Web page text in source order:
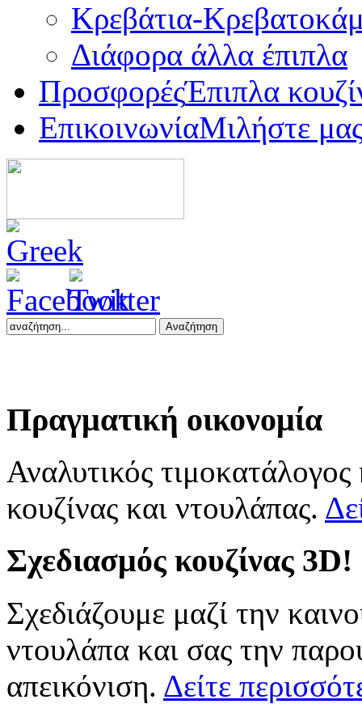
Κρεβάτια-
Διάφορα άλλα έπιπλα
ΠροσφορέςΈπιπλα
ΕπικοινωνίαΜιλήστε
Αναζήτηση
Πραγματική οικονομία
Αναλυτικός
κουζίνας και ντουλάπας.
Σχεδιασμός κουζίνας 3D!
Σχεδιάζουμε μαζί την
ντουλάπα και σας την
απεικόνιση. Δείτε